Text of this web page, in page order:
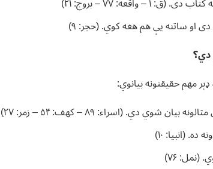
دی او ساتنه یې هم هغه کوي. (حجر: ۹)
مهم حقیقتونه بیانوي:
شوي دي. (اسراء: ۸۹ – کهف: ۵۴ – زمر: ۲۷)
(انبیا: ۱۰)
(نمل: ۷۶)